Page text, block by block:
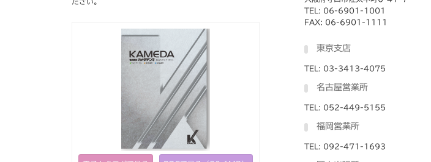
TEL: 06-6901-1001
FAX: 06-6901-1111
東京支店
TEL: 03-3413-4075
名古屋営業所
TEL: 052-449-5155
福岡営業所
TEL: 092-471-1693